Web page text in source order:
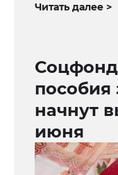
Читать далее >
пособия
начнут
июня